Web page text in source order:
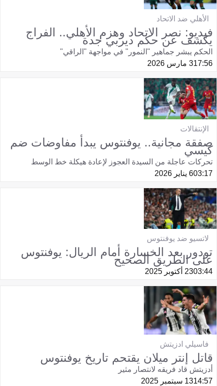
الأهلي ضد الاتحاد
فيديو: نصر الاتحاد وهزم الأهلي.. الفراج
يكشف عن حكم ديربي جدة
الحكم يبشر جماهير "النمور" في مواجهة "الراقي"
17:563 مارس 2026
الإنتقالات
صفقة مجانية.. يوفنتوس يبدأ مفاوضات ضم
كيسي
تحركات عاجلة من السيدة العجوز لإعادة هيكلة خط الوسط
03:176 يناير 2026
لاتسيو ضد يوفنتوس
تودور بعد الخسارة أمام الريال: يوفنتوس
على الطريق الصحيح
03:4423 أكتوبر 2025
فاسيلي ادزيتش
قاتل إنتر ميلان يقتحم تاريخ يوفنتوس
أدزيتش قاد فريقه لانتصار مثير
14:5713 سبتمبر 2025